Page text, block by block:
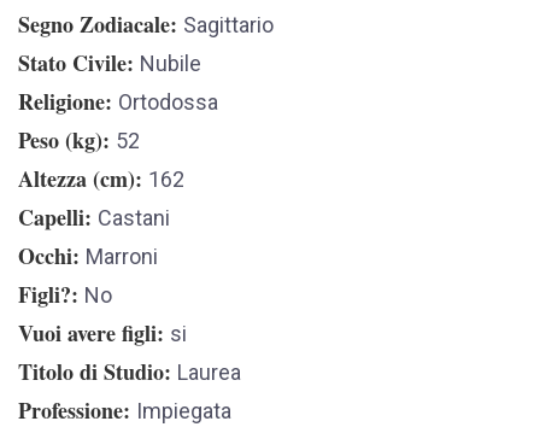
Segno Zodiacale Sagittario
Stato Civile Nubile
Religione Ortodossa
Peso (kg) 52
Altezza (cm) 162
Capelli Castani
Occhi Marroni
Figli? No
Vuoi avere figli si
Titolo di Studio Laurea
Professione Impiegata